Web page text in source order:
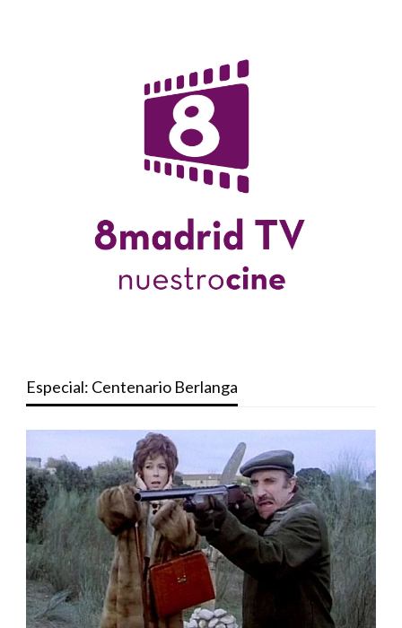
Especial: Centenario Berlanga